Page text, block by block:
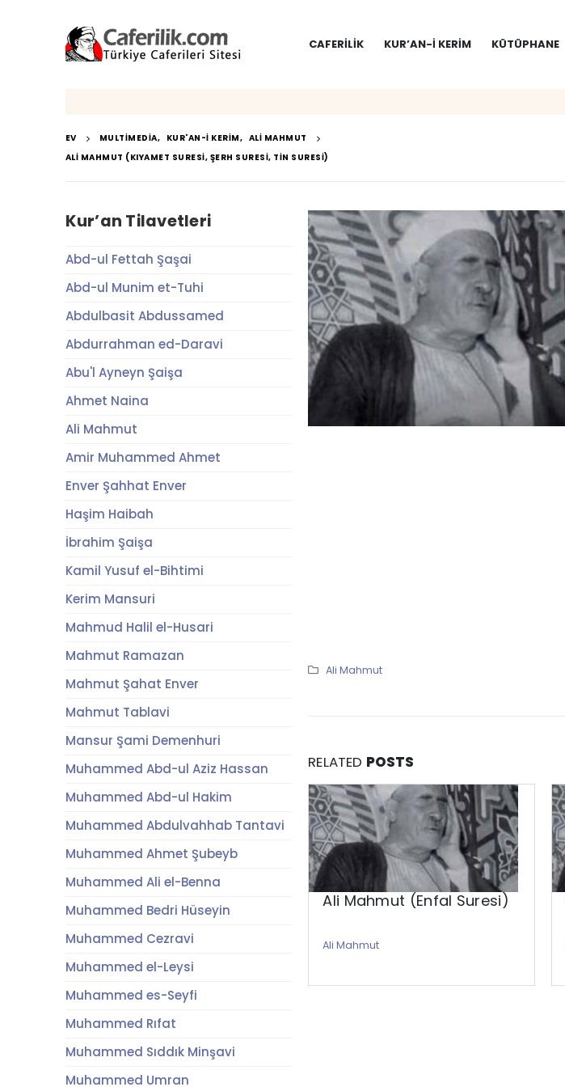
CAFERILIK KUR’AN-I KERIM KÜTÜPHANE
EV MULTIMEDIA, KUR'AN-I KERIM, ALI MAHMUT
ALI MAHMUT (KIYAMET SURESI, ŞERH SURESI, TIN SURESI)
Ali Mahmut
RELATED POSTS
Ali Mahmut (Enfal Suresi)
Ali Mahmut
Kur’an Tilavetleri
Abd-ul Fettah Şaşai
Abd-ul Munim et-Tuhi
Abdulbasit Abdussamed
Abdurrahman ed-Daravi
Abu'l Ayneyn Şaişa
Ahmet Naina
Ali Mahmut
Amir Muhammed Ahmet
Enver Şahhat Enver
Haşim Haibah
İbrahim Şaişa
Kamil Yusuf el-Bihtimi
Kerim Mansuri
Mahmud Halil el-Husari
Mahmut Ramazan
Mahmut Şahat Enver
Mahmut Tablavi
Mansur Şami Demenhuri
Muhammed Abd-ul Aziz Hassan
Muhammed Abd-ul Hakim
Muhammed Abdulvahhab Tantavi
Muhammed Ahmet Şubeyb
Muhammed Ali el-Benna
Muhammed Bedri Hüseyin
Muhammed Cezravi
Muhammed el-Leysi
Muhammed es-Seyfi
Muhammed Rıfat
Muhammed Sıddık Minşavi
Muhammed Umran